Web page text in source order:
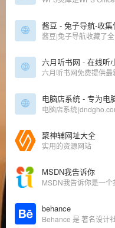
酱豆 - 兔子导航-收
六月听书网 - 在线听
电脑店系统 - 专为电
聚神辅网址大全
实用的资源网站
MSDN我告诉你
behance